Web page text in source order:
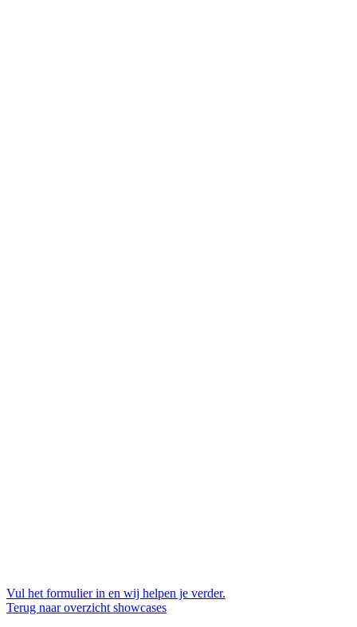
Vul het formulier in en wij helpen je verder.
Terug naar overzicht showcases